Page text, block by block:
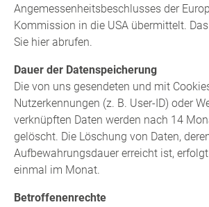
Angemessenheitsbeschlusses der
Kommission in die USA übermittelt.
Sie hier abrufen.
Dauer der Datenspeicherung
Die von uns gesendeten und mit
Nutzerkennungen (z. B. User-ID) oder
verknüpften Daten werden nach 14
gelöscht. Die Löschung von Daten,
Aufbewahrungsdauer erreicht ist,
einmal im Monat.
Betroffenenrechte